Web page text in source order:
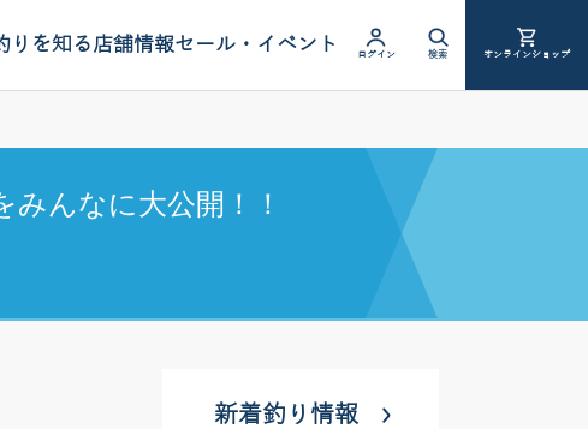
りを知る店舗情報セール・イベント ログイン 検索 オンラインショップ
んなに大公開！！
新着釣り情報